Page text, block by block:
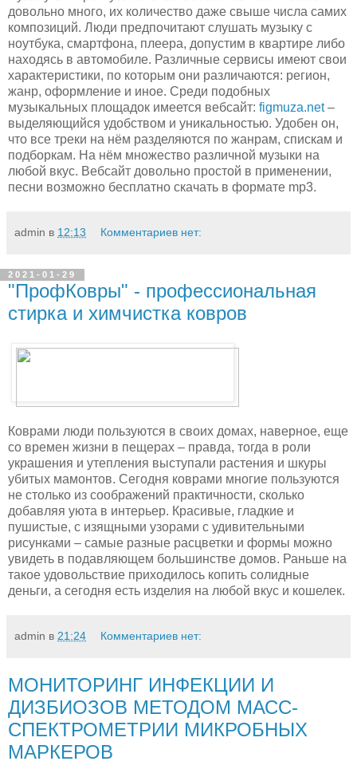
довольно много, их количество даже свыше числа самих
композиций. Люди предпочитают слушать музыку с
ноутбука, смартфона, плеера, допустим в квартире либо
находясь в автомобиле. Различные сервисы имеют свои
характеристики, по которым они различаются: регион,
жанр, оформление и иное. Среди подобных
музыкальных площадок имеется вебсайт: figmuza.net–
выделяющийся удобством и уникальностью. Удобен он,
что все треки на нём разделяются по жанрам, спискам и
подборкам. На нём множество различной музыки на
любой вкус. Вебсайт довольно простой в применении,
песни возможно бесплатно скачать в формате mp3.
admin в 12:13 Комментариев нет:
2021-01-29
"ПрофКовры" - профессиональная
стирка и химчистка ковров
Коврами люди пользуются в своих домах, наверное, еще
со времен жизни в пещерах – правда, тогда в роли
украшения и утепления выступали растения и шкуры
убитых мамонтов. Сегодня коврами многие пользуются
не столько из соображений практичности, сколько
добавляя уюта в интерьер. Красивые, гладкие и
пушистые, с изящными узорами с удивительными
рисунками – самые разные расцветки и формы можно
увидеть в подавляющем большинстве домов. Раньше на
такое удовольствие приходилось копить солидные
деньги, а сегодня есть изделия на любой вкус и кошелек.
admin в 21:24 Комментариев нет:
МОНИТОРИНГ ИНФЕКЦИИ И
ДИЗБИОЗОВ МЕТОДОМ МАСС-
СПЕКТРОМЕТРИИ МИКРОБНЫХ
МАРКЕРОВ